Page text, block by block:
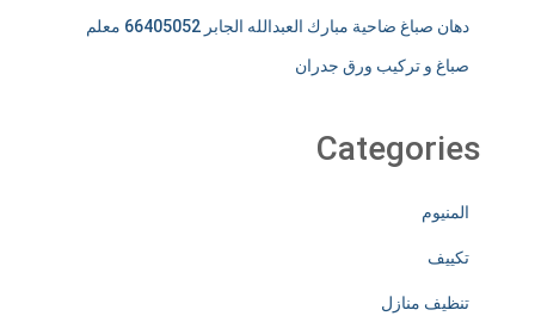
دهان صباغ ضاحية مبارك العبدالله الجابر 66405052 معلم
صباغ و تركيب ورق جدران
Categories
المنيوم
تكييف
تنظيف منازل